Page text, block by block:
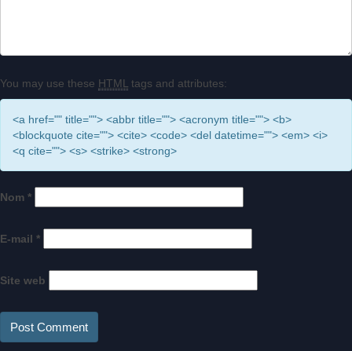
You may use these HTML tags and attributes:
<a href="" title=""> <abbr title=""> <acronym title=""> <b>
<blockquote cite=""> <cite> <code> <del datetime=""> <em> <i>
<q cite=""> <s> <strike> <strong>
Nom *
E-mail *
Site web